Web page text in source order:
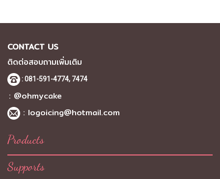
CONTACT US
ติดต่อสอบถามเพิ่มเติม
: 081-591-4774, 7474
: @ohmycake
: logoicing@hotmail.com
Products
Supports